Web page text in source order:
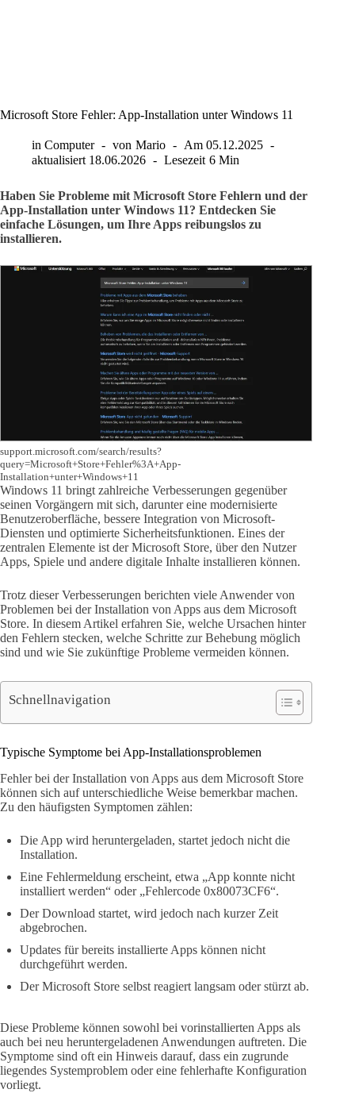
Microsoft Store Fehler: App-Installation unter Windows 11
in Computer von Mario Am 05.12.2025
aktualisiert 18.06.2026 Lesezeit 6 Min
Haben Sie Probleme mit Microsoft Store Fehlern und der
App-Installation unter Windows 11? Entdecken Sie
einfache Lösungen, um Ihre Apps reibungslos zu
installieren.
support.microsoft.com/search/results?
query=Microsoft+Store+Fehler%3A+App-
Installation+unter+Windows+11
Windows 11 bringt zahlreiche Verbesserungen gegenüber
seinen Vorgängern mit sich, darunter eine modernisierte
Benutzeroberfläche, bessere Integration von Microsoft-
Diensten und optimierte Sicherheitsfunktionen. Eines der
zentralen Elemente ist der Microsoft Store, über den Nutzer
Apps, Spiele und andere digitale Inhalte installieren können.
Trotz dieser Verbesserungen berichten viele Anwender von
Problemen bei der Installation von Apps aus dem Microsoft
Store. In diesem Artikel erfahren Sie, welche Ursachen hinter
den Fehlern stecken, welche Schritte zur Behebung möglich
sind und wie Sie zukünftige Probleme vermeiden können.
Schnellnavigation
Typische Symptome bei App-Installationsproblemen
Fehler bei der Installation von Apps aus dem Microsoft Store
können sich auf unterschiedliche Weise bemerkbar machen.
Zu den häufigsten Symptomen zählen:
Die App wird heruntergeladen, startet jedoch nicht die
Installation.
Eine Fehlermeldung erscheint, etwa „App konnte nicht
installiert werden“ oder „Fehlercode 0x80073CF6“.
Der Download startet, wird jedoch nach kurzer Zeit
abgebrochen.
Updates für bereits installierte Apps können nicht
durchgeführt werden.
Der Microsoft Store selbst reagiert langsam oder stürzt ab.
Diese Probleme können sowohl bei vorinstallierten Apps als
auch bei neu heruntergeladenen Anwendungen auftreten. Die
Symptome sind oft ein Hinweis darauf, dass ein zugrunde
liegendes Systemproblem oder eine fehlerhafte Konfiguration
vorliegt.